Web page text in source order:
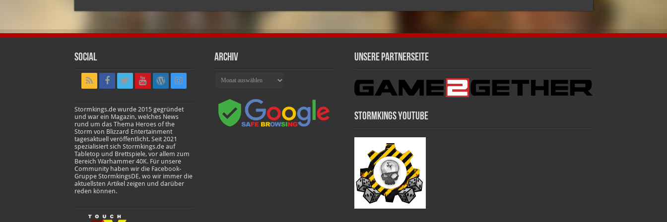
Social
Stormkings.de wurde 2015 gegründet
und war ein Magazin, welches News
rund um das Thema Heroes of the
Storm von Blizzard Entertainment
tagesaktuell veröffentlicht. Seit 2021
spezialisiert sich Stormkings.de auf
Tabletop und Brettspiele, vor allem zum
Bereich Warhammer 40K. Für unsere
Community haben wir die Facebook-
Gruppe StormkingsDE, wo wir immer die
aktuellsten Artikel zeigen und darüber
reden können.
Archiv Unsere Partnerseite
Stormkings Youtube